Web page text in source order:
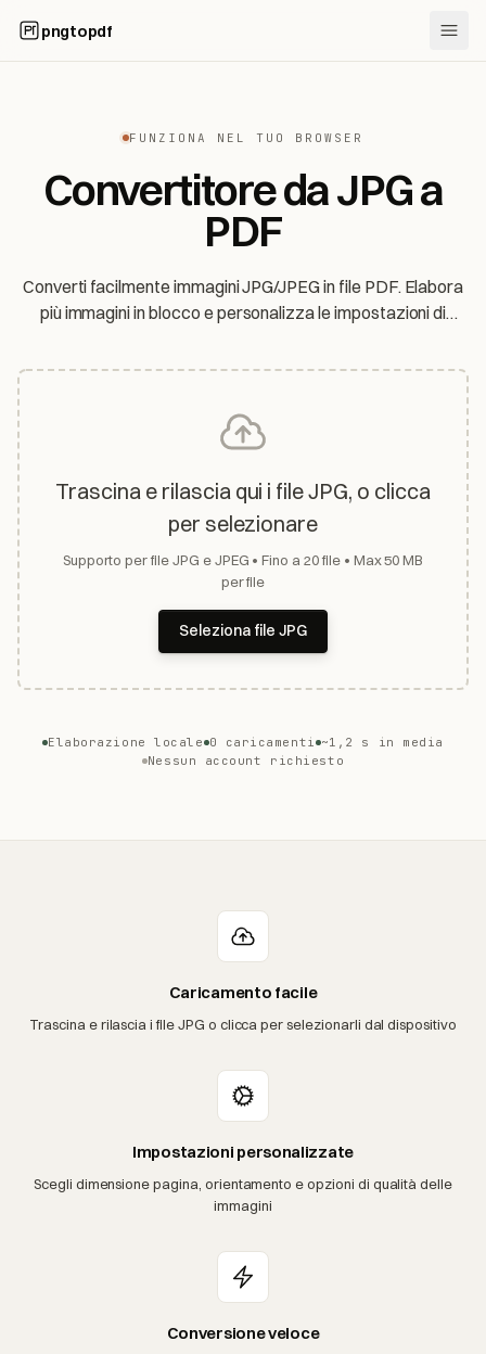
pngtopdf
FUNZIONA NEL TUO BROWSER
Convertitore da JPG a
PDF
Converti facilmente immagini JPG/JPEG in file PDF. Elabora
più immagini in blocco e personalizza le impostazioni di
Trascina e rilascia qui i file JPG, o clicca
per selezionare
Supporto per file JPG e JPEG • Fino a 20 file • Max 50 MB
per file
Seleziona file JPG
Elaborazione locale 0 caricamenti
~1,2 s in media
Nessun account richiesto
Caricamento facile
Trascina e rilascia i file JPG o clicca per selezionarli dal dispositivo
Impostazioni personalizzate
Scegli dimensione pagina, orientamento e opzioni di qualità delle
immagini
Conversione veloce